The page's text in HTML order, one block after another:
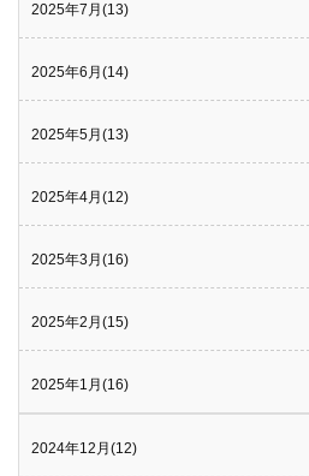
2025年7月(13)
2025年6月(14)
2025年5月(13)
2025年4月(12)
2025年3月(16)
2025年2月(15)
2025年1月(16)
2024年12月(12)